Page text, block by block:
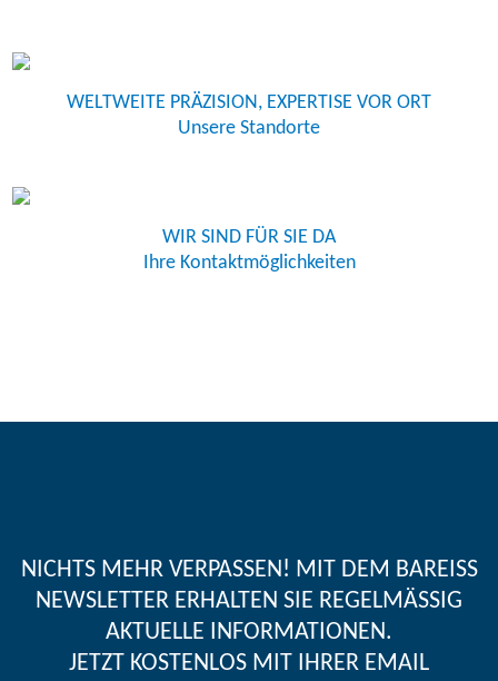
WELTWEITE PRÄZISION, EXPERTISE VOR ORT
Unsere Standorte
WIR SIND FÜR SIE DA
Ihre Kontaktmöglichkeiten
NICHTS MEHR VERPASSEN! MIT DEM BAREISS
NEWSLETTER ERHALTEN SIE REGELMÄSSIG A
KTUELLE INFORMATIONEN.
JETZT KOSTENLOS MIT IHRER EMAIL